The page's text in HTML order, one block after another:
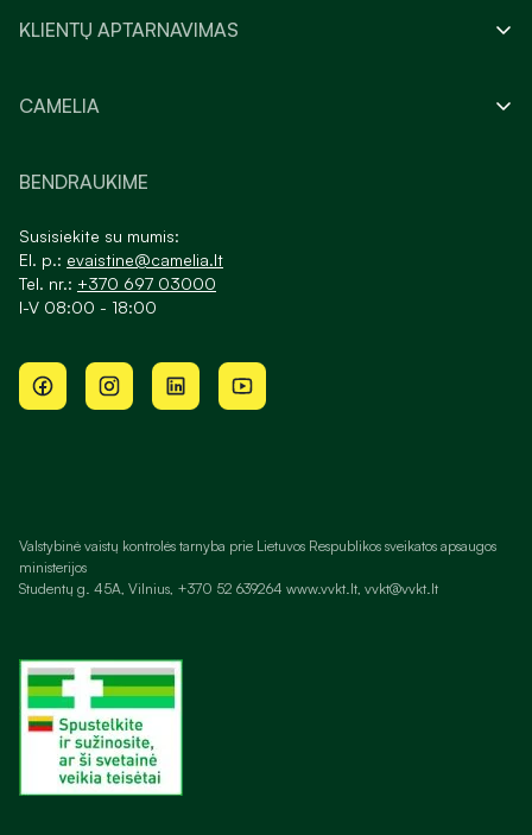
KLIENTŲ APTARNAVIMAS
CAMELIA
BENDRAUKIME
Susisiekite su mumis:
El. p.: evaistine@camelia.lt
Tel. nr.: +370 697 03000
I-V 08:00 - 18:00
Valstybinė vaistų kontrolės tarnyba prie Lietuvos Respublikos sveikatos apsaugos
ministerijos
Studentų g. 45A, Vilnius, +370 52 639264 www.vvkt.lt, vvkt@vvkt.lt